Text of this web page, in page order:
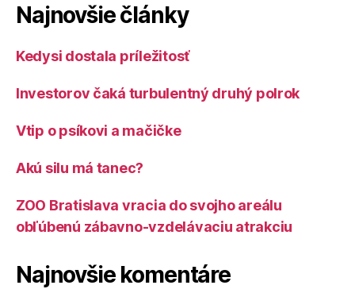
Najnovšie články
Kedysi dostala príležitosť
Investorov čaká turbulentný druhý polrok
Vtip o psíkovi a mačičke
Akú silu má tanec?
ZOO Bratislava vracia do svojho areálu
obľúbenú zábavno-vzdelávaciu atrakciu
Najnovšie komentáre